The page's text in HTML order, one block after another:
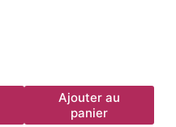
Ajouter au
panier